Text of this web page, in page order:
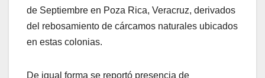
de Septiembre en Poza Rica, Veracruz, derivados
del rebosamiento de cárcamos naturales ubicados
en estas colonias.
De igual forma se reportó presencia de